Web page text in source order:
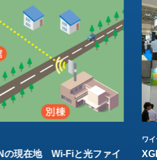
の現在地 Wi-Fiと光ファイ
ワ